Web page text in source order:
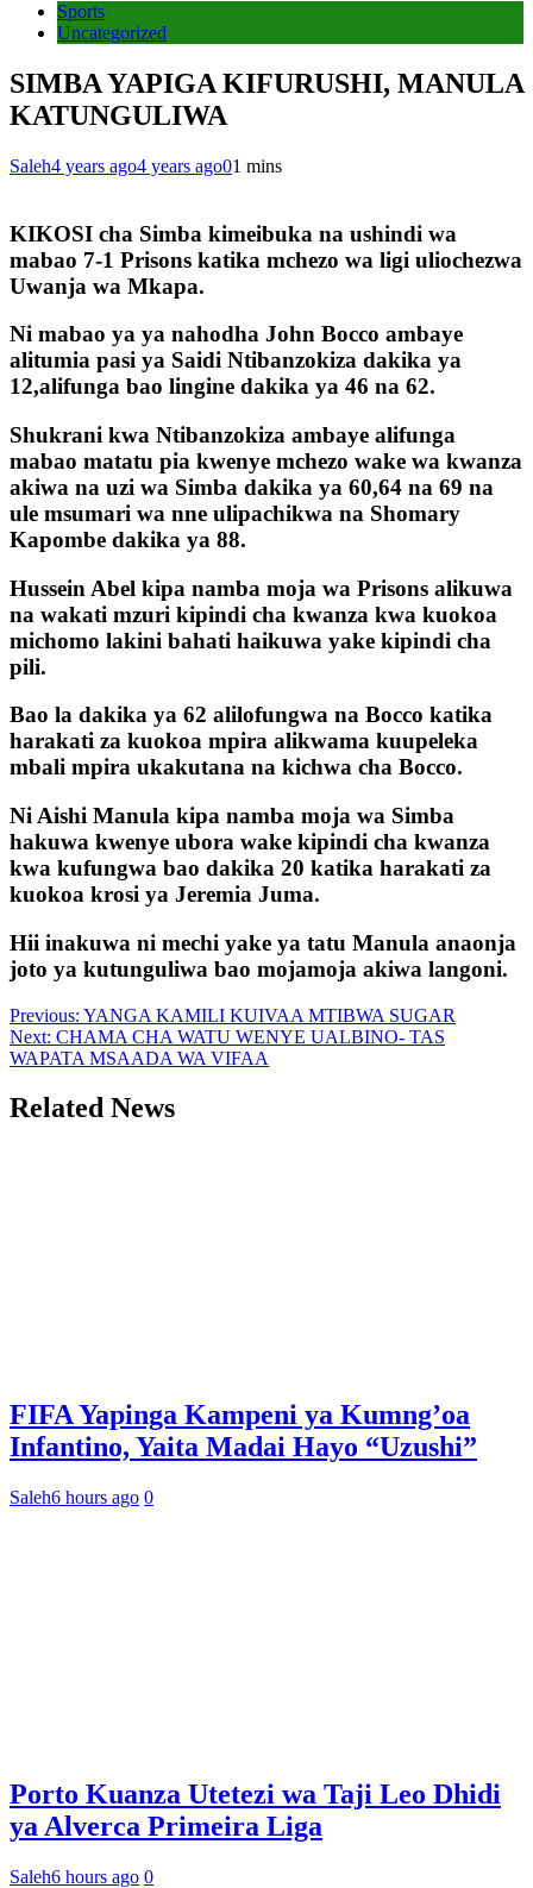
Sports
Uncategorized
SIMBA YAPIGA KIFURUSHI, MANULA
KATUNGULIWA
Saleh4 years ago4 years ago01 mins
KIKOSI cha Simba kimeibuka na ushindi wa
mabao 7-1 Prisons katika mchezo wa ligi uliochezwa
Uwanja wa Mkapa.
Ni mabao ya ya nahodha John Bocco ambaye
alitumia pasi ya Saidi Ntibanzokiza dakika ya
12,alifunga bao lingine dakika ya 46 na 62.
Shukrani kwa Ntibanzokiza ambaye alifunga
mabao matatu pia kwenye mchezo wake wa kwanza
akiwa na uzi wa Simba dakika ya 60,64 na 69 na
ule msumari wa nne ulipachikwa na Shomary
Kapombe dakika ya 88.
Hussein Abel kipa namba moja wa Prisons alikuwa
na wakati mzuri kipindi cha kwanza kwa kuokoa
michomo lakini bahati haikuwa yake kipindi cha
pili.
Bao la dakika ya 62 alilofungwa na Bocco katika
harakati za kuokoa mpira alikwama kuupeleka
mbali mpira ukakutana na kichwa cha Bocco.
Ni Aishi Manula kipa namba moja wa Simba
hakuwa kwenye ubora wake kipindi cha kwanza
kwa kufungwa bao dakika 20 katika harakati za
kuokoa krosi ya Jeremia Juma.
Hii inakuwa ni mechi yake ya tatu Manula anaonja
joto ya kutunguliwa bao mojamoja akiwa langoni.
Post
navigation
Previous: YANGA KAMILI KUIVAA MTIBWA SUGAR
Next: CHAMA CHA WATU WENYE UALBINO- TAS
WAPATA MSAADA WA VIFAA
Related News
FIFA Yapinga Kampeni ya Kumng’oa
Infantino, Yaita Madai Hayo “Uzushi”
Saleh6 hours ago 0
Porto Kuanza Utetezi wa Taji Leo Dhidi
ya Alverca Primeira Liga
Saleh6 hours ago 0